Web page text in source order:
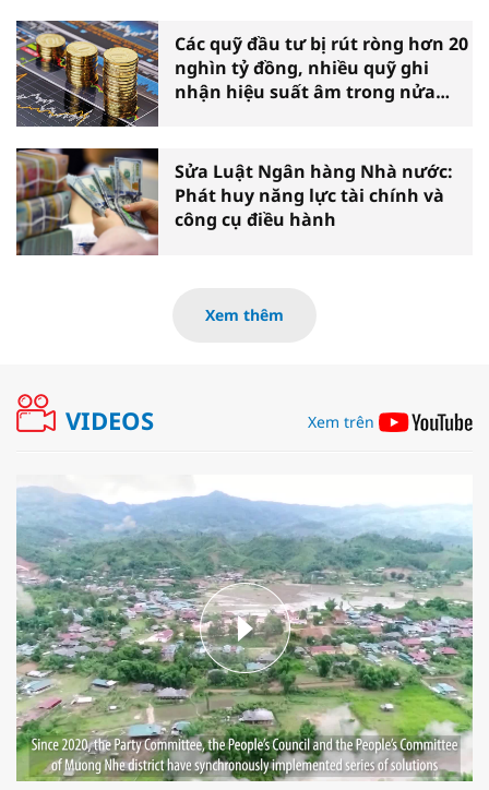
Các quỹ đầu tư bị rút ròng hơn 20
nghìn tỷ đồng, nhiều quỹ ghi
nhận hiệu suất âm trong nửa
Sửa Luật Ngân hàng Nhà nước:
Phát huy năng lực tài chính và
công cụ điều hành
Xem thêm
VIDEOS Xem trên